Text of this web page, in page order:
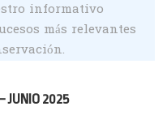
informativo
más relevantes
JUNIO 2025